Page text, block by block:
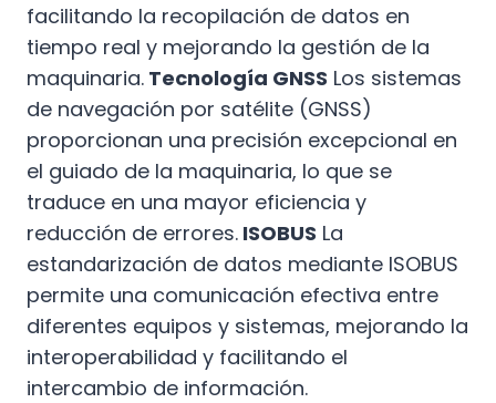
facilitando la recopilación de datos en
tiempo real y mejorando la gestión de la
maquinaria. Tecnología GNSS Los sistemas
de navegación por satélite (GNSS)
proporcionan una precisión excepcional en
el guiado de la maquinaria, lo que se
traduce en una mayor eficiencia y
reducción de errores. ISOBUS La
estandarización de datos mediante ISOBUS
permite una comunicación efectiva entre
diferentes equipos y sistemas, mejorando la
interoperabilidad y facilitando el
intercambio de información.